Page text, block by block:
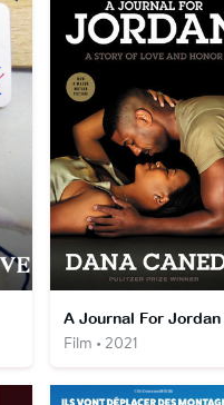
A Journal For Jordan
Film • 2021